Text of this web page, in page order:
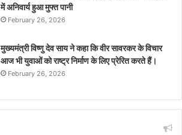
में अनिवार्य हुआ मुफ्त पानी
February 26, 2026
मुख्यमंत्री विष्णु देव साय ने कहा कि वीर सावरकर के विचार
आज भी युवाओं को राष्ट्र निर्माण के लिए प्रेरित करते हैं।
February 26, 2026